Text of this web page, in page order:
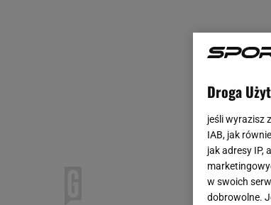
Droga
jeśli wyrazisz
IAB, jak
jak adresy IP,
w swoich
dobrowolne.